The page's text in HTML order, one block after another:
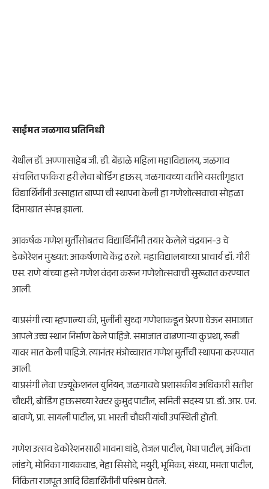
साईमत जळगाव प्रतिनिधी
येथील डॉ. अण्णासाहेब जी. डी. बेंडाळे महिला महाविद्यालय, जळगाव
संचलित फकिरा हरी लेवा बोर्डिंग हाऊस, जळगावच्या वतीने वसतीगृहात
विद्यार्थिनींनी उत्साहात बाप्पा ची स्थापना केली हा गणेशोत्सवाचा सोहळा
दिमाखात संपन्न झाला.
आकर्षक गणेश मुर्तीसोबतच विद्यार्थिनींनी तयार केलेले चंद्रयान-3 चे
डेकोरेशन मुख्यत: आकर्षणाचे केंद्र ठरले. महाविद्यालयाच्या प्राचार्य डॉ. गौरी
एस. राणे यांच्या हस्ते गणेश वंदना करून गणेशोत्सवाची सुरूवात करण्यात
आली.
याप्रसंगी त्या म्हणाल्या की, मुलींनी सुध्दा गणेशाकडून प्रेरणा घेऊन समाजात
आपले उच्च स्थान निर्माण केले पाहिजे. समाजात वाढणाऱ्या कुप्रथा, रूढी
यावर मात केली पाहिजे. त्यानंतर मंत्रोच्चारात गणेश मुर्तीची स्थापना करण्यात
आली.
याप्रसंगी लेवा एज्यूकेशनल युनियन, जळगावचे प्रशासकीय अधिकारी सतीश
चौधरी, बोर्डिंग हाऊसच्या रेक्टर कुमुद पाटील, समिती सदस्य प्रा. डॉ. आर. एन.
बावणे, प्रा. सायली पाटील, प्रा. भारती चौधरी यांची उपस्थिती होती.
गणेश उत्सव डेकोरेशनसाठी भावना धांडे, तेजल पाटील, मेघा पाटील, अंकिता
लांडगे, मोनिका गायकवाड, नेहा सिसोदे, मयुरी, भूमिका, संध्या, ममता पाटील,
निकिता राजपूत आदि विद्यार्थिंनीनी परिश्रम घेतले.